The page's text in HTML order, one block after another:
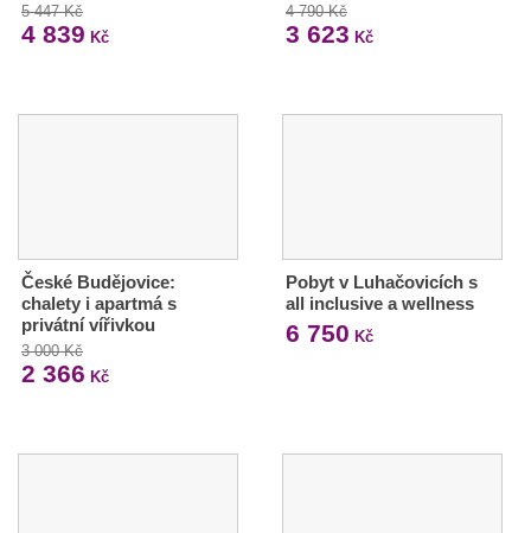
5 447 Kč
4 839 Kč
4 790 Kč
3 623 Kč
České Budějovice:
chalety i apartmá s
privátní vířivkou
3 000 Kč
2 366 Kč
Pobyt v Luhačovicích s
all inclusive a wellness
6 750 Kč